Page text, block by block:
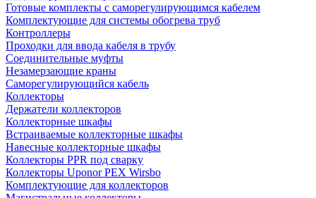
Готовые комплекты с саморегулирующимся кабелем
Комплектующие для системы обогрева труб
Контроллеры
Проходки для ввода кабеля в трубу
Соединительные муфты
Незамерзающие краны
Саморегулирующийся кабель
Коллекторы
Держатели коллекторов
Коллекторные шкафы
Встраиваемые коллекторные шкафы
Навесные коллекторные шкафы
Коллекторы PPR под сварку
Коллекторы Uponor PEX Wirsbo
Комплектующие для коллекторов